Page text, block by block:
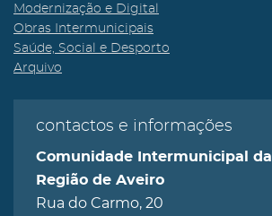
Modernização e Digital
Obras Intermunicipais
Saúde, Social e Desporto
Arquivo
contactos e informações
Comunidade Intermunicipal da
Região de Aveiro
Rua do Carmo, 20